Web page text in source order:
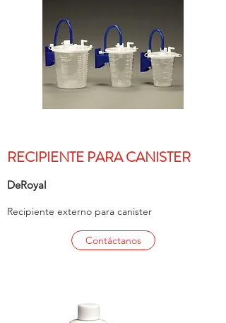
RECIPIENTE PARA CANISTER
DeRoyal
Recipiente externo para canister
Contáctanos